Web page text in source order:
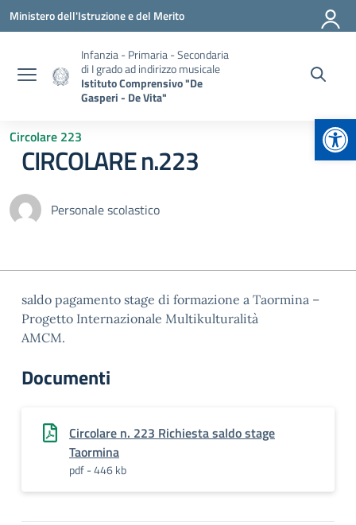
Vai ai contenuti
Vai al menu di navigazione
Vai al footer
Ministero dell'Istruzione e del Merito
Infanzia - Primaria - Secondaria
di I grado ad indirizzo musicale
Istituto Comprensivo "De
Gasperi - De Vita"
Circolare 223
CIRCOLARE n.223
Personale scolastico
saldo pagamento stage di formazione a Taormina –
Progetto Internazionale Multikulturalità
AMCM.
Documenti
Circolare n. 223 Richiesta saldo stage
Taormina
pdf - 446 kb